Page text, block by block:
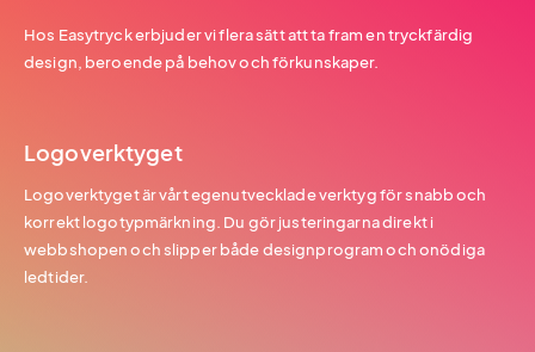
Hos Easytryck erbjuder vi flera sätt att ta fram en tryckfärdig
design, beroende på behov och förkunskaper.
Logoverktyget
Logoverktyget är vårt egenutvecklade verktyg för snabb och
korrekt logotypmärkning. Du gör justeringarna direkt i
webbshopen och slipper både designprogram och onödiga
ledtider.